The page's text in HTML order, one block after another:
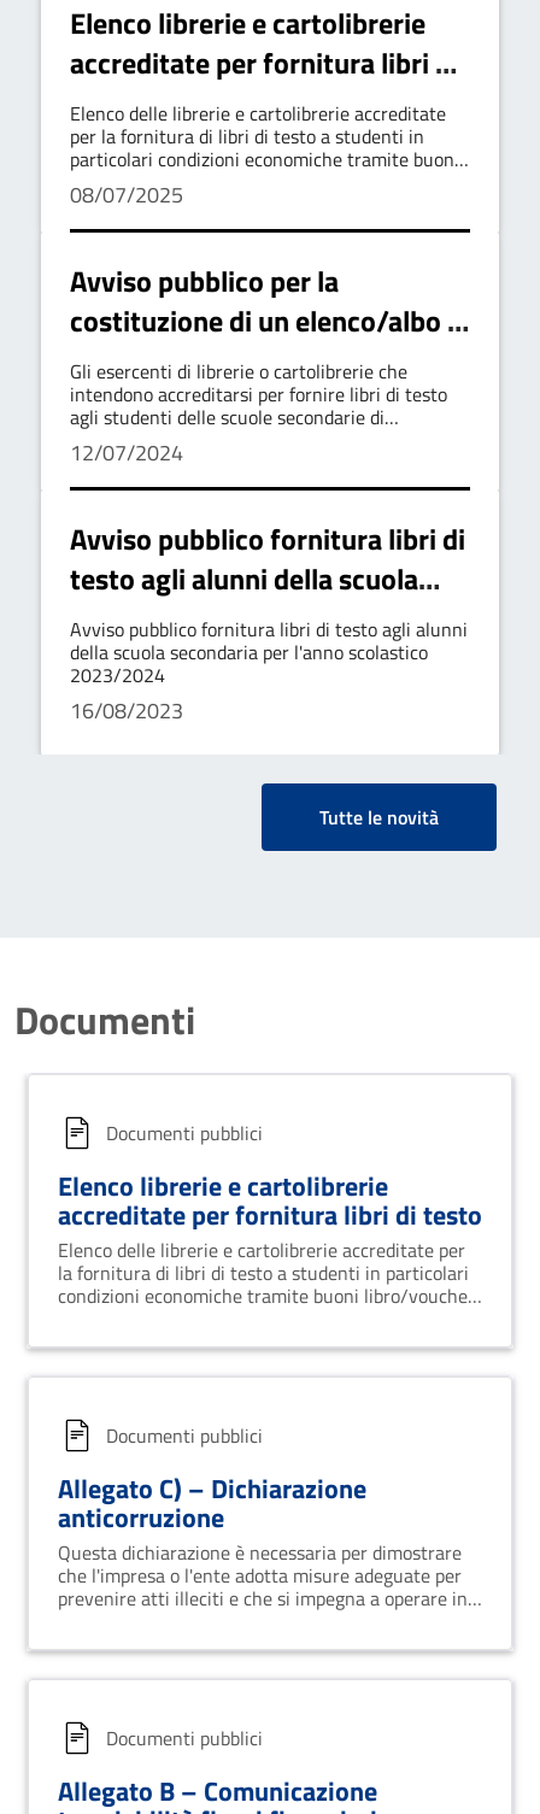
Elenco librerie e cartolibrerie
accreditate per fornitura libri di
testo
Elenco delle librerie e cartolibrerie accreditate
per la fornitura di libri di testo a studenti in
particolari condizioni economiche tramite buoni
libro/voucher per il triennio 2025-2028.
08/07/2025
Avviso pubblico per la
costituzione di un elenco/albo di
librerie e cartolibrerie
accreditate per la fornitura di
libri di testo alla scuola
secondaria di 1^ e 2^ grado
mediante buono libri/voucher
Gli esercenti di librerie o cartolibrerie che
intendono accreditarsi per fornire libri di testo
agli studenti delle scuole secondarie di
Sant’Angelo dei Lombardi per l'anno 2024/2025
devono presentare domanda entro le 12:00 del
26/07/2024
12/07/2024
Avviso pubblico fornitura libri di
testo agli alunni della scuola
secondaria per l'anno scolastico
2023/2024
Avviso pubblico fornitura libri di testo agli alunni
della scuola secondaria per l'anno scolastico
2023/2024
16/08/2023
Tutte le novità
Documenti
Documenti pubblici
Elenco librerie e cartolibrerie
accreditate per fornitura libri di testo
Elenco delle librerie e cartolibrerie accreditate per
la fornitura di libri di testo a studenti in particolari
condizioni economiche tramite buoni libro/voucher
Documenti pubblici
Allegato C) – Dichiarazione
anticorruzione
Questa dichiarazione è necessaria per dimostrare
che l'impresa o l'ente adotta misure adeguate per
prevenire atti illeciti e che si impegna a operare in
Documenti pubblici
Allegato B – Comunicazione